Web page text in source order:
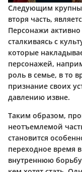
Следующим
вторя часть,
Персонажи
сталкиваясь с
которые
персонажей,
роль в семье, в то
признание своих
давлению извне.
Таким образом,
неотъемлемой
становится
переходное время
внутреннюю